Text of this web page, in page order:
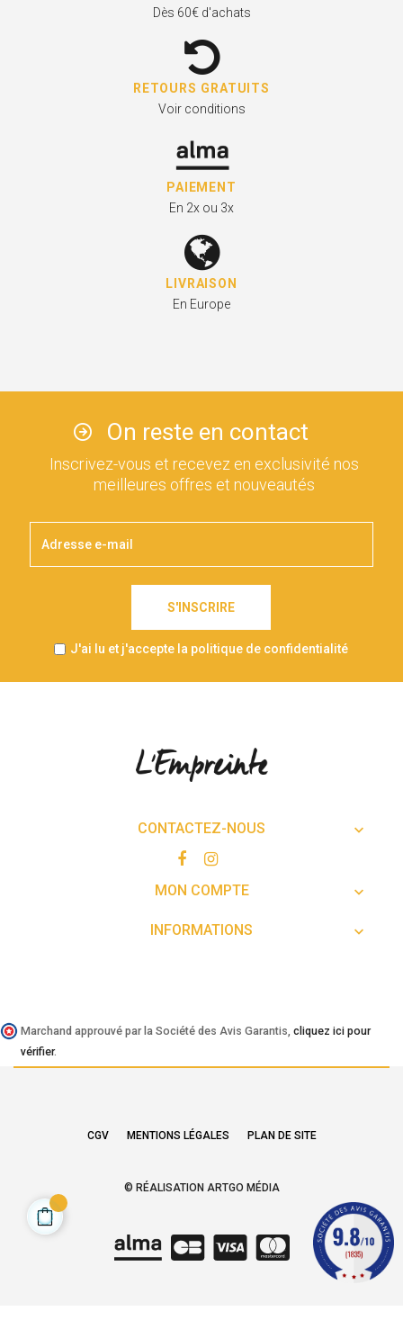
Dès 60€ d'achats
RETOURS GRATUITS
Voir conditions
PAIEMENT
En 2x ou 3x
LIVRAISON
En Europe
On reste en contact
Inscrivez-vous et recevez en exclusivité nos
meilleures offres et nouveautés
S'INSCRIRE
J'ai lu et j'accepte la politique de confidentialité
CONTACTEZ-NOUS 
MON COMPTE 
INFORMATIONS 
Marchand approuvé par la Société des Avis Garantis, cliquez ici pour
vérifier.
CGV MENTIONS LÉGALES PLAN DE SITE
© RÉALISATION ARTGO MÉDIA